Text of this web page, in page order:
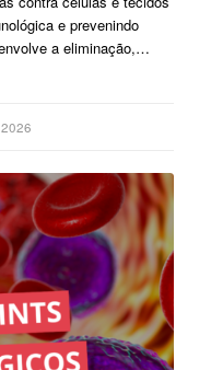
e prevenindo
a eliminação,…